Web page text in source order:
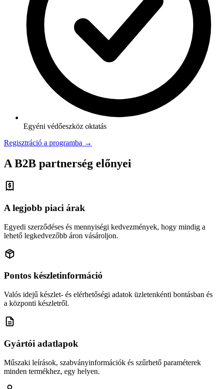
Egyéni védőeszköz oktatás
Regisztráció a programba →
A B2B partnerség előnyei
A legjobb piaci árak
Egyedi szerződéses és mennyiségi kedvezmények, hogy mindig a
lehető legkedvezőbb áron vásároljon.
Pontos készletinformáció
Valós idejű készlet- és elérhetőségi adatok üzletenkénti bontásban és
a központi készletről.
Gyártói adatlapok
Műszaki leírások, szabványinformációk és szűrhető paraméterek
minden termékhez, egy helyen.